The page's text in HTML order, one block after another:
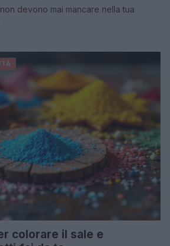
devono mai mancare nella tua
colorare il sale e